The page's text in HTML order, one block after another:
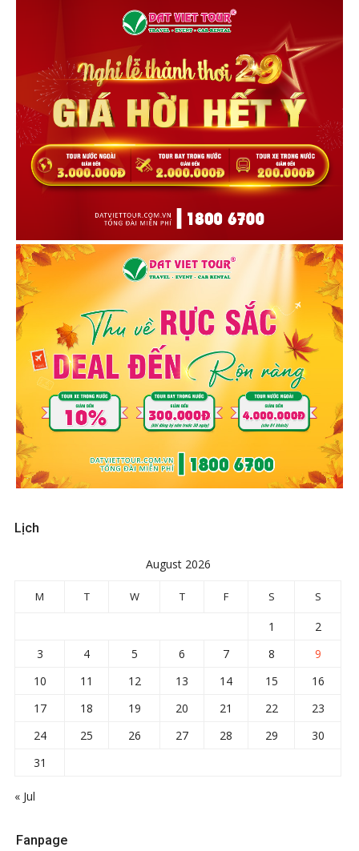
Lịch
August 2026
M T W T F S S
1
2
3
4 5 6 7 8
9
10
11 12 13 14 15
16
17
18 19 20 21 22
23
24
25 26 27 28 29
30
31
« Jul
Fanpage